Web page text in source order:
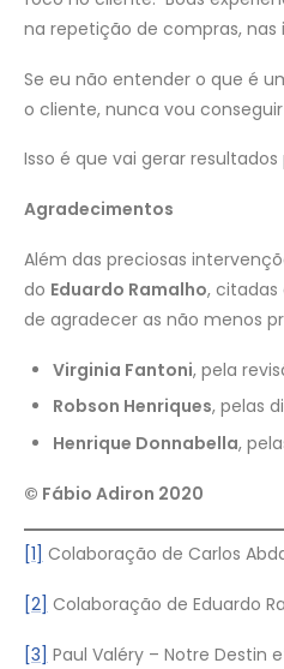
na repetição de compras, nas
Se eu não entender o que é
o cliente, nunca vou
Isso é que vai gerar
Agradecimentos
Além das preciosas
do Eduardo Ramalho, citadas
de agradecer as não menos
Virginia Fantoni, pela
Robson Henriques, pelas
Henrique Donnabella,
© Fábio Adiron 2020
[1] Colaboração de Carlos
[2] Colaboração de Eduardo
[3] Paul Valéry – Notre Destin